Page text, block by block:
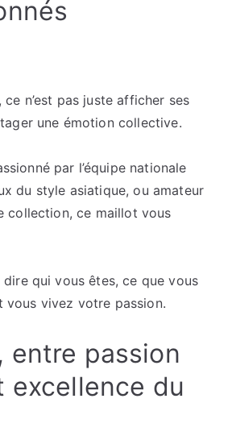
n’est pas juste afficher ses
une émotion collective.
par l’équipe nationale
du style asiatique, ou amateur
collection, ce maillot vous
dire qui vous êtes, ce que vous
vous vivez votre passion.
entre passion
excellence du